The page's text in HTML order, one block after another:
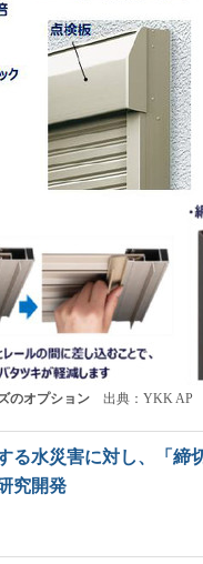
のオプション出典：YKK AP
る水災害に対し、「締
究開発